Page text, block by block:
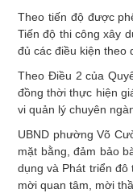
Theo tiến độ được
Tiến độ thi công xây
đủ các điều kiện theo
Theo Điều 2 của
đồng thời thực hiện
vi quản lý chuyên
UBND phường Võ
mặt bằng, đảm bảo
dụng và Phát triển
mời quan tâm, mời